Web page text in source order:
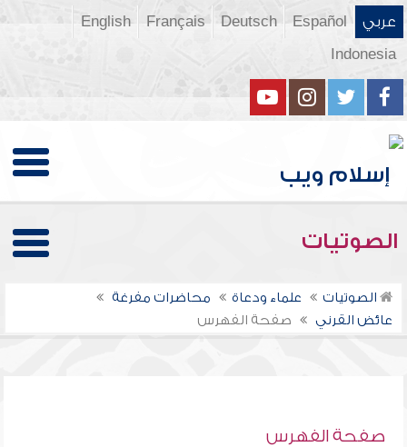
عربي Español
Deutsch
Français
English
Indonesia
الصوتيات
الصوتيات علماء ودعاة
محاضرات مفرغة
عائض القرني
صفحة الفهرس
صفحة الفهرس